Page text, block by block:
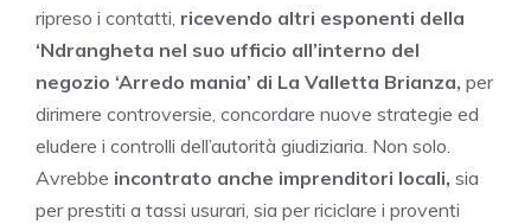
ripreso i contatti, ricevendo altri esponenti della
‘Ndrangheta nel suo ufficio all’interno del
negozio ‘Arredo mania’ di La Valletta Brianza, per
dirimere controversie, concordare nuove strategie ed
eludere i controlli dell’autorità giudiziaria. Non solo.
Avrebbe incontrato anche imprenditori locali, sia
per prestiti a tassi usurari, sia per riciclare i proventi